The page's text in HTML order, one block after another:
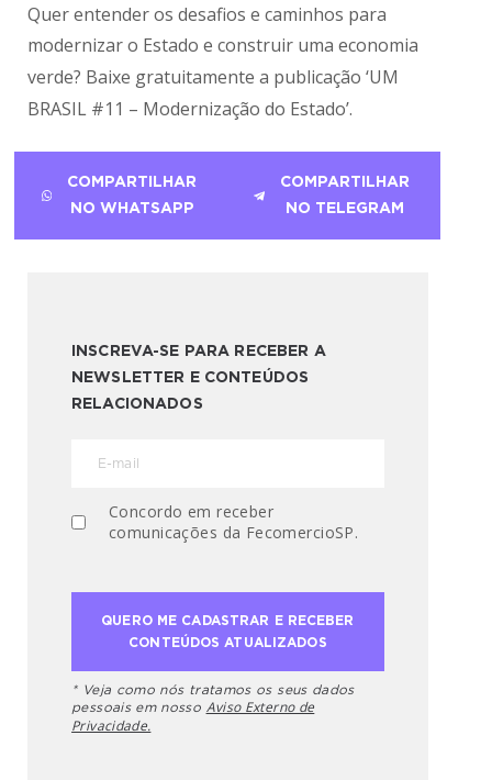
Quer entender os desafios e caminhos para
modernizar o Estado e construir uma economia
verde? Baixe gratuitamente a publicação ‘UM
BRASIL #11 – Modernização do Estado’.
COMPARTILHAR
NO WHATSAPP
COMPARTILHAR
NO TELEGRAM
INSCREVA-SE PARA RECEBER A
NEWSLETTER E CONTEÚDOS
RELACIONADOS
Concordo em receber
comunicações da FecomercioSP.
* Veja como nós tratamos os seus dados
pessoais em nosso Aviso Externo de
Privacidade.